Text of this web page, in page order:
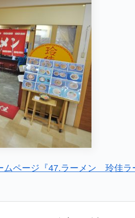
ムページ『47.ラーメン 玲佳ラ